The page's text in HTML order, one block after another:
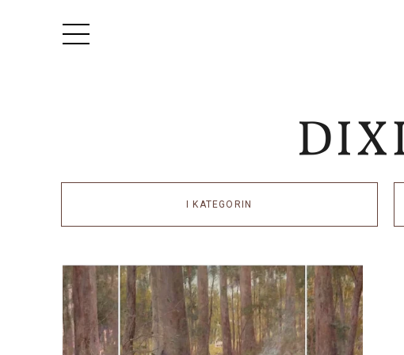
I KATEGORIN